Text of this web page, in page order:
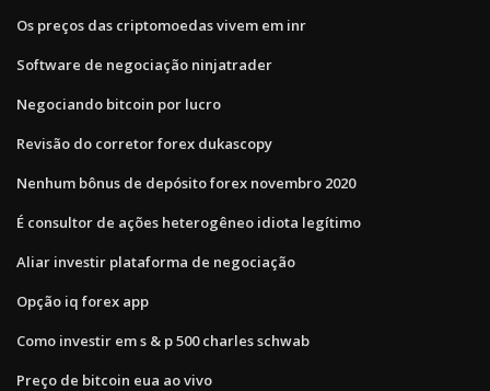
Os preços das criptomoedas vivem em inr
Software de negociação ninjatrader
Negociando bitcoin por lucro
Revisão do corretor forex dukascopy
Nenhum bônus de depósito forex novembro 2020
É consultor de ações heterogêneo idiota legítimo
Aliar investir plataforma de negociação
Opção iq forex app
Como investir em s & p 500 charles schwab
Preço de bitcoin eua ao vivo